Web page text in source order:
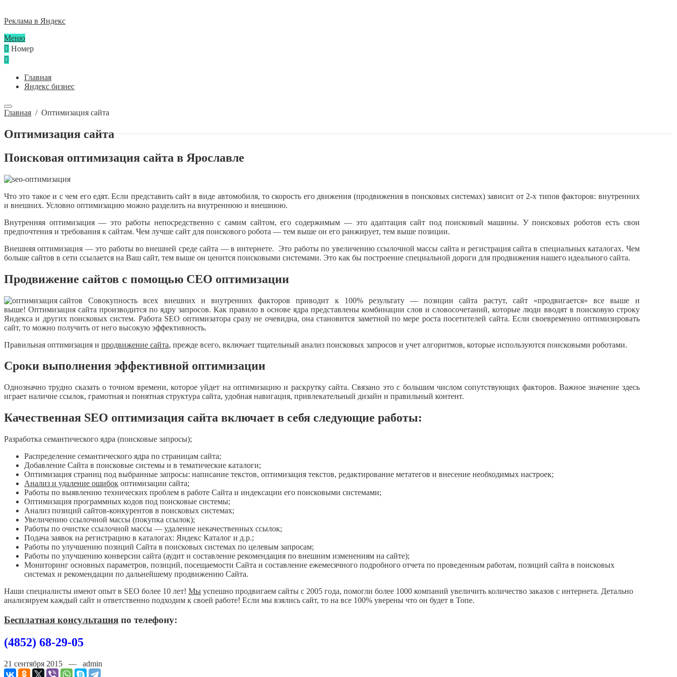
Реклама в Яндекс
Меню
Номер
Главная
Яндекс бизнес
Главная / Оптимизация сайта
Оптимизация сайта
Поисковая оптимизация сайта в Ярославле
Что это такое и с чем его едят. Если представить сайт в виде автомобиля, то скорость его движения (продвижения в поисковых системах) зависит от 2-х типов факторов: внутренних
и внешних. Условно оптимизацию можно разделить на внутреннюю и внешнюю.
Внутренняя оптимизация — это работы непосредственно с самим сайтом, его содержимым — это адаптация сайт под поисковый машины. У поисковых роботов есть свои
предпочтения и требования к сайтам. Чем лучше сайт для поискового робота — тем выше он его ранжирует, тем выше позиции.
Внешняя оптимизация — это работы во внешней среде сайта — в интернете. Это работы по увеличению ссылочной массы сайта и регистрация сайта в специальных каталогах. Чем
больше сайтов в сети ссылается на Ваш сайт, тем выше он ценится поисковыми системами. Это как бы построение специальной дороги для продвижения нашего идеального сайта.
Продвижение сайтов с помощью СЕО оптимизации
Совокупность всех внешних и внутренних факторов приводит к 100% результату — позиции сайта растут, сайт «продвигается» все выше и
выше! Оптимизация сайта производится по ядру запросов. Как правило в основе ядра представлены комбинации слов и словосочетаний, которые люди вводят в поисковую строку
Яндекса и других поисковых систем. Работа SEO оптимизатора сразу не очевидна, она становится заметной по мере роста посетителей сайта. Если своевременно оптимизировать
сайт, то можно получить от него высокую эффективность.
Правильная оптимизация и продвижение сайта, прежде всего, включает тщательный анализ поисковых запросов и учет алгоритмов, которые используются поисковыми роботами.
Сроки выполнения эффективной оптимизации
Однозначно трудно сказать о точном времени, которое уйдет на оптимизацию и раскрутку сайта. Связано это с большим числом сопутствующих факторов. Важное значение здесь
играет наличие ссылок, грамотная и понятная структура сайта, удобная навигация, привлекательный дизайн и правильный контент.
Качественная SEO оптимизация сайта включает в себя следующие работы:
Разработка семантического ядра (поисковые запросы);
Распределение семантического ядра по страницам сайта;
Добавление Сайта в поисковые системы и в тематические каталоги;
Оптимизация страниц под выбранные запросы: написание текстов, оптимизация текстов, редактирование метатегов и внесение необходимых настроек;
Анализ и удаление ошибок оптимизации сайта;
Работы по выявлению технических проблем в работе Сайта и индексации его поисковыми системами;
Оптимизация программных кодов под поисковые системы;
Анализ позиций сайтов-конкурентов в поисковых системах;
Увеличению ссылочной массы (покупка ссылок);
Работы по очистке ссылочной массы — удаление некачественных ссылок;
Подача заявок на регистрацию в каталогах: Яндекс Каталог и д.р.;
Работы по улучшению позиций Сайта в поисковых системах по целевым запросам;
Работы по улучшению конверсии сайта (аудит и составление рекомендация по внешним изменениям на сайте);
Мониторинг основных параметров, позиций, посещаемости Сайта и составление ежемесячного подробного отчета по проведенным работам, позиций сайта в поисковых
системах и рекомендации по дальнейшему продвижению Сайта.
Наши специалисты имеют опыт в SEO более 10 лет! Мы успешно продвигаем сайты с 2005 года, помогли более 1000 компаний увеличить количество заказов с интернета. Детально
анализируем каждый сайт и ответственно подходим к своей работе! Если мы взялись сайт, то на все 100% уверены что он будет в Топе.
Бесплатная консультация по телефону:
(4852) 68-29-05
21 сентября 2015 — admin